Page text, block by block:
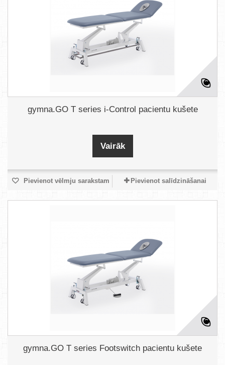
gymna.GO T series i-Control pacientu kušete
Vairāk
Pievienot vēlmju sarakstam Pievienot salīdzināšanai
gymna.GO T series Footswitch pacientu kušete